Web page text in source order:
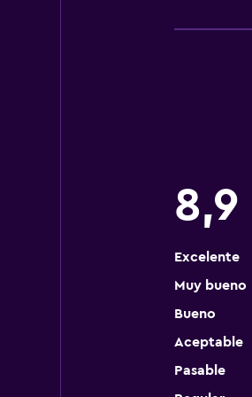
8,9
Excelente
Muy bueno
Bueno
Aceptable
Pasable